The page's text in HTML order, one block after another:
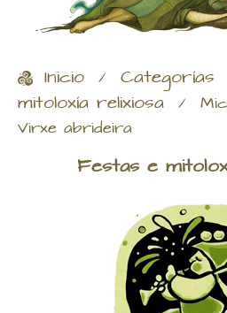
Inicio / Categorías
mitoloxía relixiosa /
Virxe abrideira
Festas e